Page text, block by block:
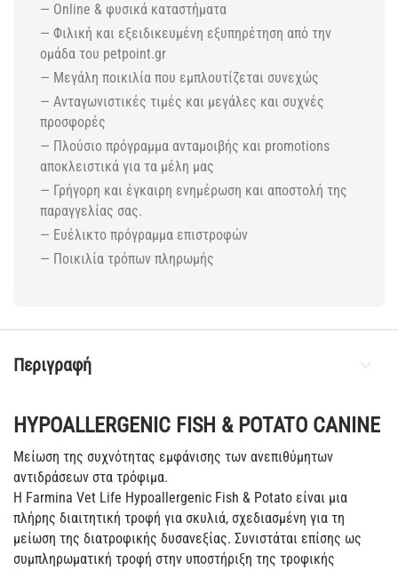
— Online & φυσικά καταστήματα
— Φιλική και εξειδικευμένη εξυπηρέτηση από την
ομάδα του petpoint.gr
— Μεγάλη ποικιλία που εμπλουτίζεται συνεχώς
— Ανταγωνιστικές τιμές και μεγάλες και συχνές
προσφορές
— Πλούσιο πρόγραμμα ανταμοιβής και promotions
αποκλειστικά για τα μέλη μας
— Γρήγορη και έγκαιρη ενημέρωση και αποστολή της
παραγγελίας σας.
— Ευέλικτο πρόγραμμα επιστροφών
— Ποικιλία τρόπων πληρωμής
Περιγραφή
HYPOALLERGENIC FISH & POTATO CANINE
Μείωση της συχνότητας εμφάνισης των ανεπιθύμητων
αντιδράσεων στα τρόφιμα.
Η Farmina Vet Life Hypoallergenic Fish & Potato είναι μια
πλήρης διαιτητική τροφή για σκυλιά, σχεδιασμένη για τη
μείωση της διατροφικής δυσανεξίας. Συνιστάται επίσης ως
συμπληρωματική τροφή στην υποστήριξη της τροφικής